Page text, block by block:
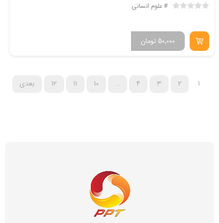
علوم انسانی
تومان 50,000
1
2
3
4
…
10
11
12 بعدی